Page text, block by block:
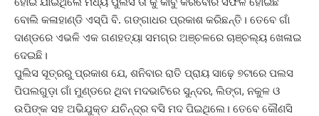
ବୋଲି କଳାହାଣ୍ଡି ଏସ୍‌ପି ବି. ଗଙ୍ଗାଧର ପ୍ରକାଶ କରିଛନ୍ତି। ତେବେ ଗାଁ
ଦାଣ୍ଡରେ ଏଭଳି ଏକ ଗଣହତ୍ୟା ସମଗ୍ର ଅଞ୍ଚଳରେ ଚାଞ୍ଚଲ୍ୟ ଖେଳାଇ
ଦେଇଛି।
ପୁଲିସ ସୂତ୍ରରୁ ପ୍ରକାଶ ଯେ, ଶନିବାର ରାତି ପ୍ରାୟ ସାଢ଼େ ୭ଟାରେ ପଲସ
ପିପଲଗୁଡ଼ା ଗାଁ ମୁଣ୍ଡରେ ଥିବା ମଦଭାଟିରେ ସୁନ୍ଦର, ଲିଙ୍ଗ, ନକୁଳ ଓ
ଉପିଙ୍କ ସହ ଅଭିଯୁକ୍ତ ଯଚିନ୍ଦ୍ର ବସି ମଦ ପିଇଥିଲେ। ତେବେ କୌଣସି